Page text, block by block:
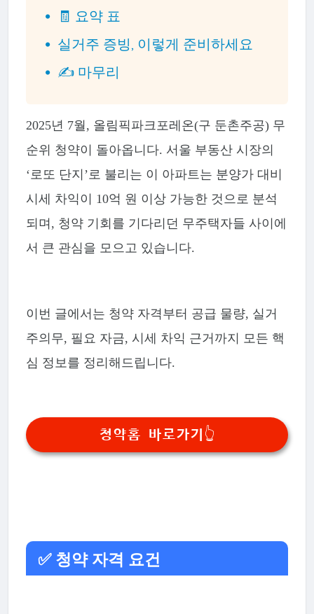
🧾 요약 표
실거주 증빙, 이렇게 준비하세요
✍️ 마무리
2025년 7월, 올림픽파크포레온(구 둔촌주공) 무
순위 청약이 돌아옵니다. 서울 부동산 시장의
‘로또 단지’로 불리는 이 아파트는 분양가 대비
시세 차익이 10억 원 이상 가능한 것으로 분석
되며, 청약 기회를 기다리던 무주택자들 사이에
서 큰 관심을 모으고 있습니다.
이번 글에서는 청약 자격부터 공급 물량, 실거
주의무, 필요 자금, 시세 차익 근거까지 모든 핵
심 정보를 정리해드립니다.
청약홈 바로가기👆
✅ 청약 자격 요건